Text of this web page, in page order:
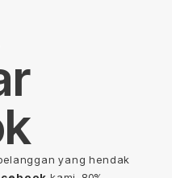
yang hendak